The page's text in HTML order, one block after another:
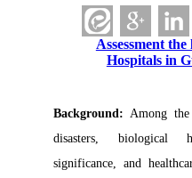
Assessment
Hospitals in
Background:Among
disasters,
significance, and